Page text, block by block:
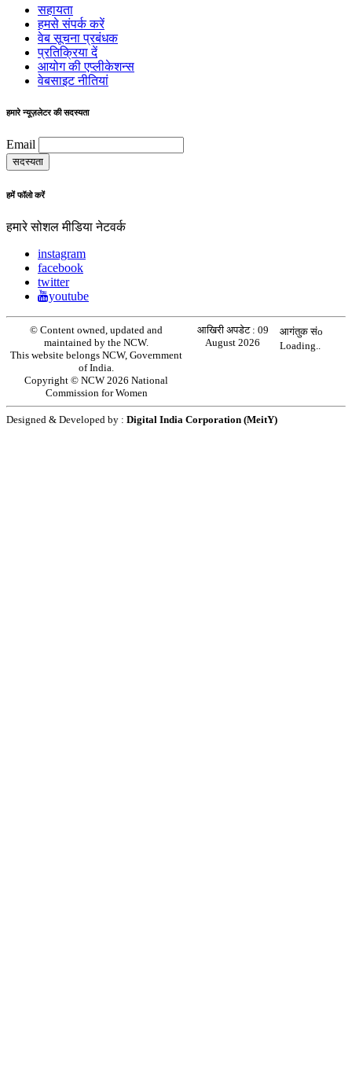
सहायता
हमसे संपर्क करें
वेब सूचना प्रबंधक
प्रतिक्रिया दें
आयोग की एप्लीकेशन्स
वेबसाइट नीतियां
हमारे न्यूज़लेटर की सदस्यता
Email
हमें फॉलो करें
हमारे सोशल मीडिया नेटवर्क
instagram
facebook
twitter
youtube
© Content owned, updated and
maintained by the NCW.
This website belongs NCW, Government
of India.
Copyright © NCW 2026 National
Commission for Women
आखिरी अपडेट : 09
August 2026
आगंतुक संo
Loading..
Designed & Developed by : Digital India Corporation (MeitY)